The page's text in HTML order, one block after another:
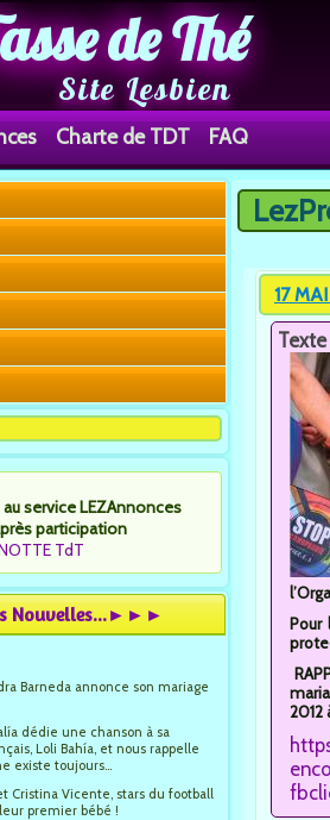
de Thé
Site Lesbien
Charte de TDT FAQ
service LEZAnnonces
participation
TdT
Nouvelles...►►►
Barneda annonce son mariage
dédie une chanson à sa
Loli Bahía, et nous rappelle
existe toujours...
Cristina Vicente, stars du football
premier bébé !
Vous
17
Pour
2012